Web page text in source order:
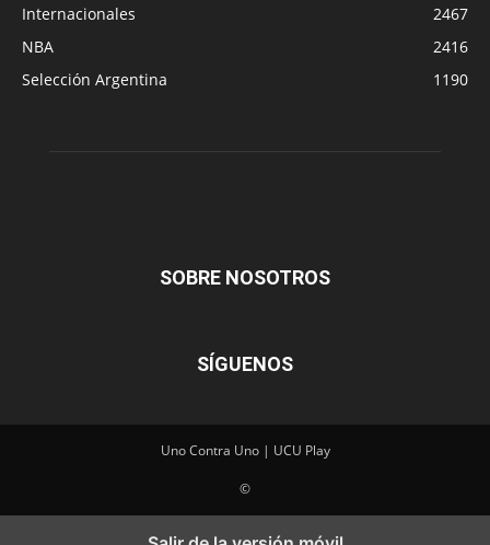
Internacionales
2467
NBA
2416
Selección Argentina
1190
SOBRE NOSOTROS
SÍGUENOS
Uno Contra Uno | UCU Play
©